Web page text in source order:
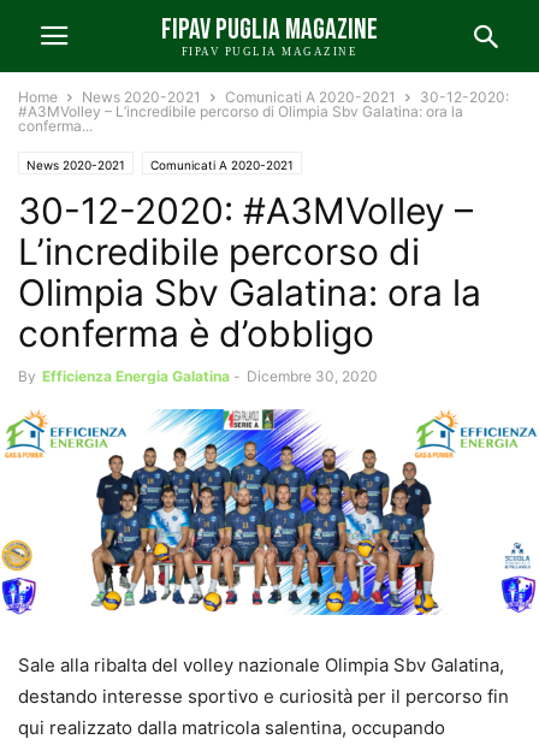
FIPAV PUGLIA MAGAZINE
FIPAV PUGLIA MAGAZINE
Home News 2020-2021 Comunicati A 2020-2021
30-12-2020:
#A3MVolley – L’incredibile percorso di Olimpia Sbv Galatina: ora la
conferma...
News 2020-2021 Comunicati A 2020-2021
30-12-2020: #A3MVolley –
L’incredibile percorso di
Olimpia Sbv Galatina: ora la
conferma è d’obbligo
By Efficienza Energia Galatina - Dicembre 30, 2020
Sale alla ribalta del volley nazionale Olimpia Sbv Galatina,
destando interesse sportivo e curiosità per il percorso fin
qui realizzato dalla matricola salentina, occupando